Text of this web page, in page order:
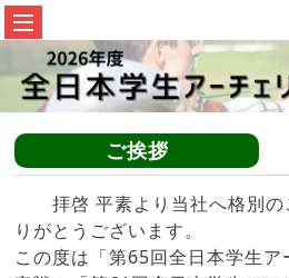
ご挨拶
拝啓 平素より当社へ格別の
りがとうございます。
この度は「第65回全日本学生